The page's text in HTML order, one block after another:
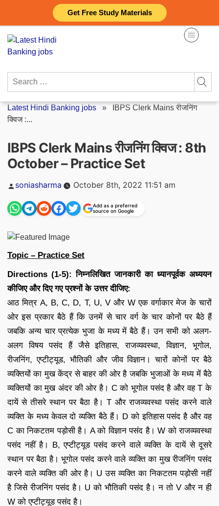
Get Free Study Materials
content
Search
Latest Hindi Banking jobs »
IBPS Clerk Mains रीजनिंग
क्विज :...
IBPS Clerk Mains रीजनिंग क्विज : 8th
October – Practice Set
Posted
soniasharma October 8th, 2022 11:51 am
Add as a preferred
source on Google
Topic – Practice Set
Directions (1-5): निम्नलिखित जानकारी का ध्यानपूर्वक अध्ययन
कीजिए और दिए गए प्रश्नों के उत्तर दीजिए:
आठ मित्र A, B, C, D, T, U, V और W एक वर्गाकार मेज के चारों
ओर इस प्रकार बैठे हैं कि उनमें से चार वर्ग के चार कोनों पर बैठे हैं
जबकि अन्य चार प्रत्येक भुजा के मध्य में बैठे हैं। उन सभी को अलग-
अलग विषय पसंद हैं जैसे इतिहास, राजव्यवस्था, विज्ञान, भूगोल,
रीजनिंग, एप्टीट्यूड, भौतिकी और जीव विज्ञान। चारों कोनों पर बैठे
व्यक्तियों का मुख केंद्र से बाहर की ओर है जबकि भुजाओं के मध्य में बैठे
व्यक्तियों का मुख अंदर की ओर है। C को भूगोल पसंद है और वह T के
दायें से तीसरे स्थान पर बैठा है। T और राजव्यवस्था पसंद करने वाले
व्यक्ति के मध्य केवल दो व्यक्ति बैठे हैं। D को इतिहास पसंद है और वह
C का निकटतम पड़ोसी है। A को विज्ञान पसंद है। W को राजव्यवस्था
पसंद नहीं है। B, एप्टीट्यूड पसंद करने वाले व्यक्ति के दायें से दूसरे
स्थान पर बैठा है। भूगोल पसंद करने वाले व्यक्ति का मुख रीजनिंग पसंद
करने वाले व्यक्ति की ओर है। U उस व्यक्ति का निकटतम पड़ोसी नहीं
है जिसे रीजनिंग पसंद है। U को भौतिकी पसंद है। न तो V और न ही
W को एप्टीट्यूड पसंद है।